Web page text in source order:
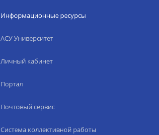
Информационные ресурсы
АСУ Университет
Личный кабинет
Портал
Почтовый сервис
Система коллективной работы